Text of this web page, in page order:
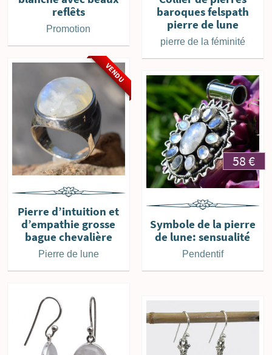
reflêts
Promotion
baroques felspath
pierre de lune
pierre de la féminité
VENDU
Pierre d’intuition et
d’empathie grosse
bague chevalière
Pierre de lune
58€
Symbole de la pierre
de lune: sensualité
Pendentif